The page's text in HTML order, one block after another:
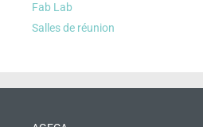
Fab Lab
Salles de réunion